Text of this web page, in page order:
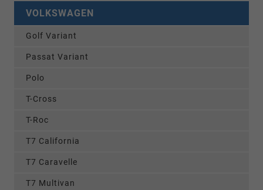
VOLKSWAGEN
Golf Variant
Passat Variant
Polo
T-Cross
T-Roc
T7 California
T7 Caravelle
T7 Multivan